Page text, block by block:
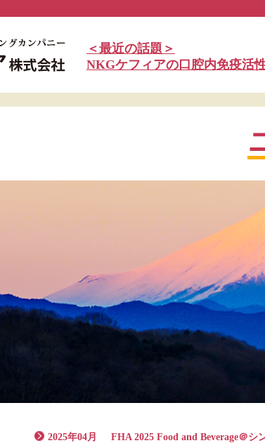
＜最近の話題＞
NKGケフィアの口腔内免疫活
2025年04月 FHA 2025 Food and Beverage＠シ